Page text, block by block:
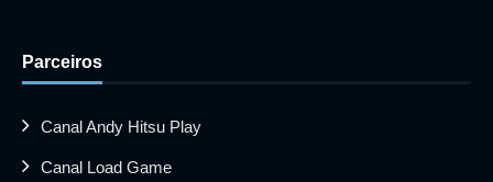
Parceiros
Canal Andy Hitsu Play
Canal Load Game